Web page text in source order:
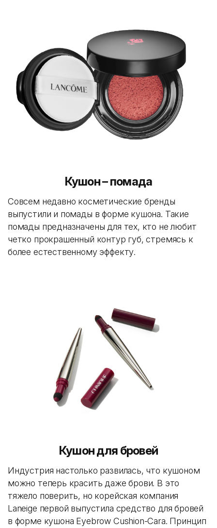
Кушон – помада
Совсем недавно косметические бренды
выпустили и помады в форме кушона. Такие
помады предназначены для тех, кто не любит
четко прокрашенный контур губ, стремясь к
более естественному эффекту.
Кушон для бровей
Индустрия настолько развилась, что кушоном
можно теперь красить даже брови. В это
тяжело поверить, но корейская компания
Laneige первой выпустила средство для бровей
в форме кушона Eyebrow Cushion-Cara. Принцип